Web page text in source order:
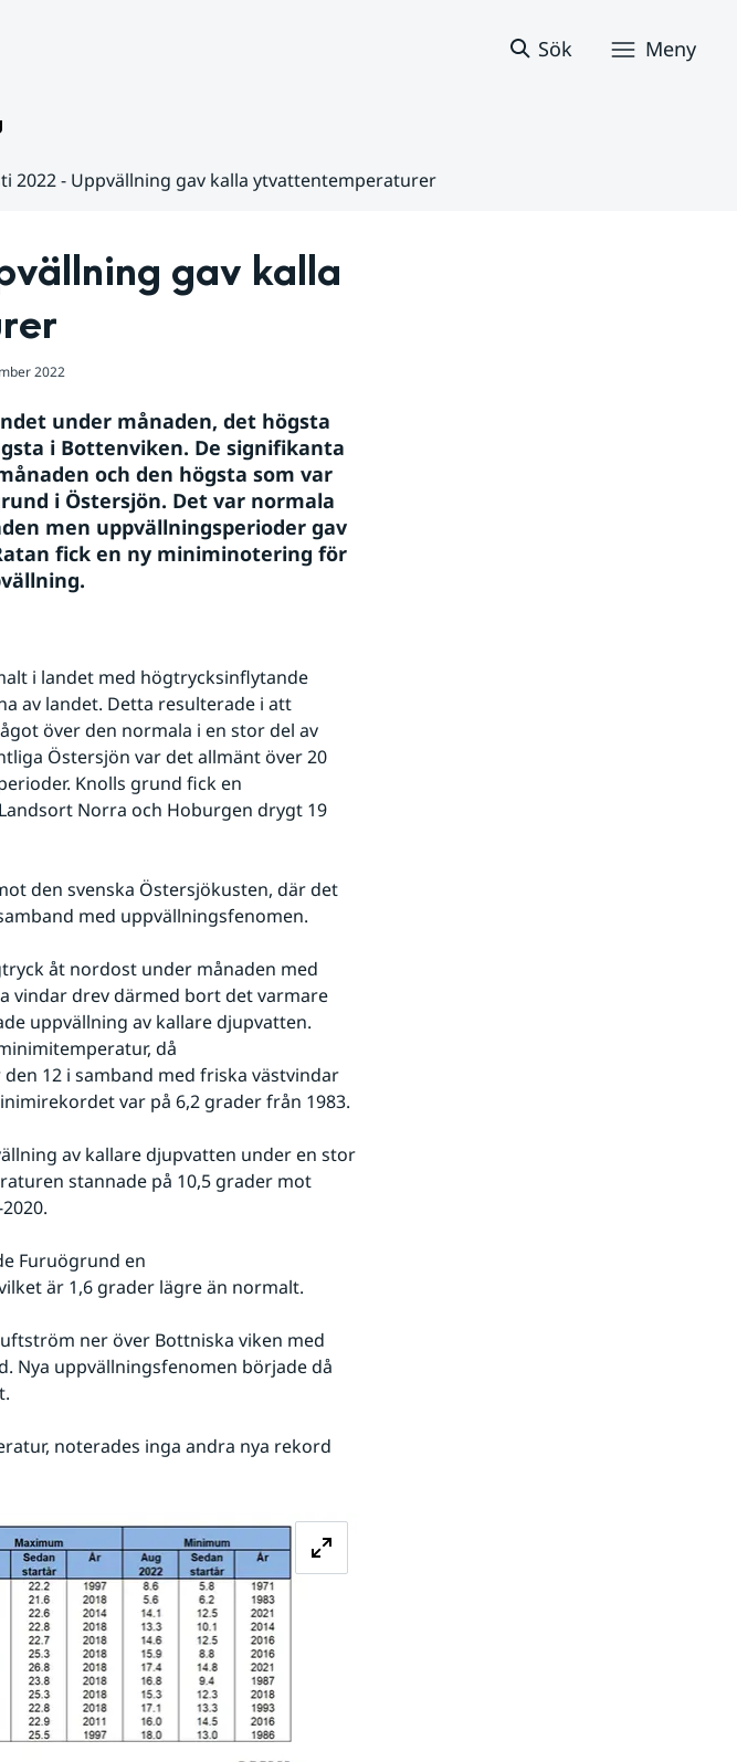
Sök Meny
2022 - Uppvällning gav kalla ytvattentemperaturer
gav kalla
2022
under månaden, det högsta
i Bottenviken. De signifikanta
och den högsta som var
i Östersjön. Det var normala
men uppvällningsperioder gav
fick en ny miniminotering för
i landet med högtrycksinflytande
av landet. Detta resulterade i att
över den normala i en stor del av
Östersjön var det allmänt över 20
Knolls grund fick en
Norra och Hoburgen drygt 19
den svenska Östersjökusten, där det
med uppvällningsfenomen.
åt nordost under månaden med
vindar drev därmed bort det varmare
uppvällning av kallare djupvatten.
då
12 i samband med friska västvindar
var på 6,2 grader från 1983.
av kallare djupvatten under en stor
stannade på 10,5 grader mot
Furuögrund en
är 1,6 grader lägre än normalt.
ner över Bottniska viken med
Nya uppvällningsfenomen började då
noterades inga andra nya rekord